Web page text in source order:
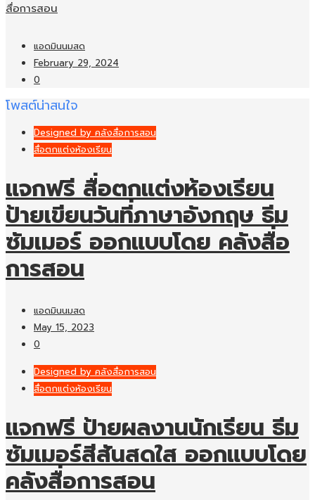
สื่อการสอน
แอดมินนมสด
February 29, 2024
0
โพสต์น่าสนใจ
Designed by คลังสื่อการสอน
สื่อตกแต่งห้องเรียน
แจกฟรี สื่อตกแต่งห้องเรียน
ป้ายเขียนวันที่ภาษาอังกฤษ ธีม
ซัมเมอร์ ออกแบบโดย คลังสื่อ
การสอน
แอดมินนมสด
May 15, 2023
0
Designed by คลังสื่อการสอน
สื่อตกแต่งห้องเรียน
แจกฟรี ป้ายผลงานนักเรียน ธีม
ซัมเมอร์สีสันสดใส ออกแบบโดย
คลังสื่อการสอน